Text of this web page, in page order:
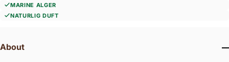
MARINE ALGER
NATURLIG DUFT
About